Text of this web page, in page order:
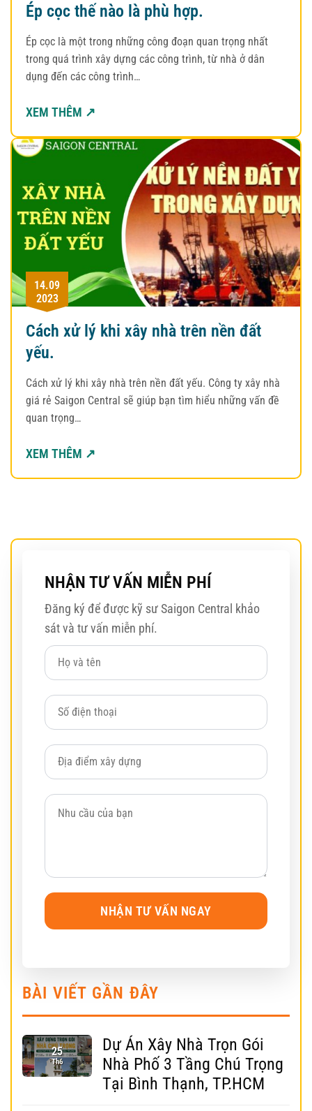
Ép cọc thế nào là phù hợp.
Ép cọc là một trong những công đoạn quan trọng nhất
trong quá trình xây dựng các công trình, từ nhà ở dân
dụng đến các công trình…
XEM THÊM ↗
14.09
2023
Cách xử lý khi xây nhà trên nền đất
yếu.
Cách xử lý khi xây nhà trên nền đất yếu. Công ty xây nhà
giá rẻ Saigon Central sẽ giúp bạn tìm hiểu những vấn đề
quan trọng…
XEM THÊM ↗
NHẬN TƯ VẤN MIỄN PHÍ
Đăng ký để được kỹ sư Saigon Central khảo
sát và tư vấn miễn phí.
BÀI VIẾT GẦN ĐÂY
25
Th6
Dự Án Xây Nhà Trọn Gói
Nhà Phố 3 Tầng Chú Trọng
Tại Bình Thạnh, TP.HCM